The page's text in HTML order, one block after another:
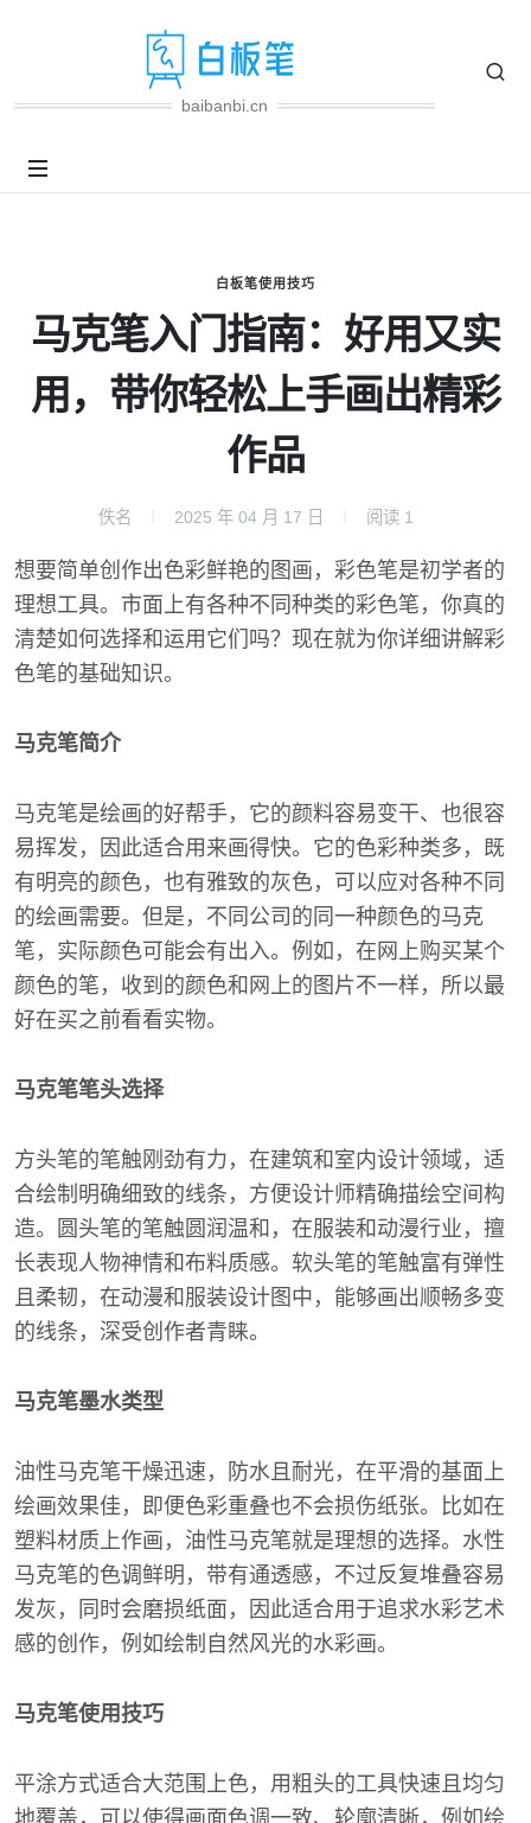
baibanbi.cn
白板笔使用技巧
马克笔入门指南：好用又实
用，带你轻松上手画出精彩
作品
佚名 2025 年 04 月 17 日 阅读 1
想要简单创作出色彩鲜艳的图画，彩色笔是初学者的
理想工具。市面上有各种不同种类的彩色笔，你真的
清楚如何选择和运用它们吗？现在就为你详细讲解彩
色笔的基础知识。
马克笔简介
马克笔是绘画的好帮手，它的颜料容易变干、也很容
易挥发，因此适合用来画得快。它的色彩种类多，既
有明亮的颜色，也有雅致的灰色，可以应对各种不同
的绘画需要。但是，不同公司的同一种颜色的马克
笔，实际颜色可能会有出入。例如，在网上购买某个
颜色的笔，收到的颜色和网上的图片不一样，所以最
好在买之前看看实物。
马克笔笔头选择
方头笔的笔触刚劲有力，在建筑和室内设计领域，适
合绘制明确细致的线条，方便设计师精确描绘空间构
造。圆头笔的笔触圆润温和，在服装和动漫行业，擅
长表现人物神情和布料质感。软头笔的笔触富有弹性
且柔韧，在动漫和服装设计图中，能够画出顺畅多变
的线条，深受创作者青睐。
马克笔墨水类型
油性马克笔干燥迅速，防水且耐光，在平滑的基面上
绘画效果佳，即便色彩重叠也不会损伤纸张。比如在
塑料材质上作画，油性马克笔就是理想的选择。水性
马克笔的色调鲜明，带有通透感，不过反复堆叠容易
发灰，同时会磨损纸面，因此适合用于追求水彩艺术
感的创作，例如绘制自然风光的水彩画。
马克笔使用技巧
平涂方式适合大范围上色，用粗头的工具快速且均匀
地覆盖，可以使得画面色调一致、轮廓清晰，例如绘